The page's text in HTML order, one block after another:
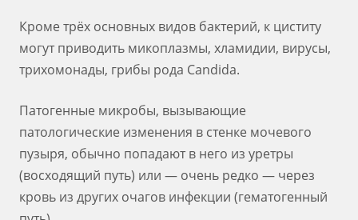
Кроме трёх основных видов бактерий, к циститу
могут приводить микоплазмы, хламидии, вирусы,
трихомонады, грибы рода Candida.
Патогенные микробы, вызывающие
патологические изменения в стенке мочевого
пузыря, обычно попадают в него из уретры
(восходящий путь) или — очень редко — через
кровь из других очагов инфекции (гематогенный